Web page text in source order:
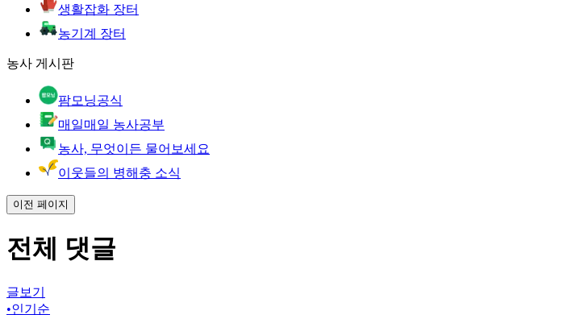
생활잡화 장터
농기계 장터
농사 게시판
팜모닝공식
매일매일 농사공부
농사, 무엇이든 물어보세요
이웃들의 병해충 소식
이전 페이지
전체 댓글
글보기
•인기순